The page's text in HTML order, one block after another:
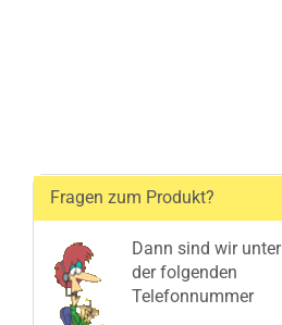
Fragen zum Produkt?
Dann sind wir unter
der folgenden
Telefonnummer